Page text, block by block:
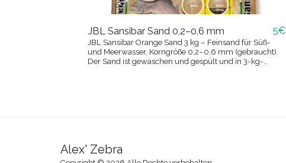
JBL Sansibar Sand 0,2–0,6 mm 5€
JBL Sansibar Orange Sand 3 kg – Feinsand für Süß-
und Meerwasser, Korngröße 0,2–0,6 mm (gebraucht).
Der Sand ist gewaschen und gespült und in 3-kg-
Alex' Zebra